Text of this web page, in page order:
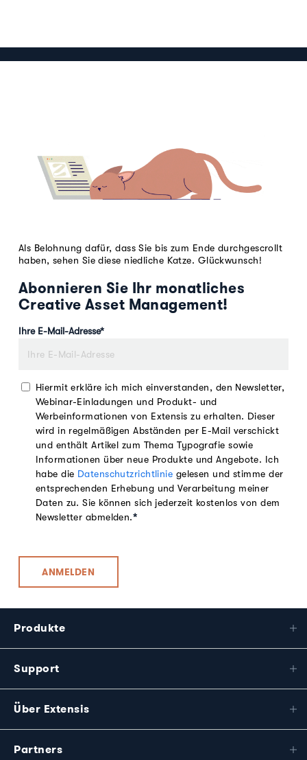
Als Belohnung dafür, dass Sie bis zum Ende durchgescrollt
haben, sehen Sie diese niedliche Katze. Glückwunsch!
Abonnieren Sie Ihr monatliches
Creative Asset Management!
Ihre E-Mail-Adresse*
Hiermit erkläre ich mich einverstanden, den Newsletter,
Webinar-Einladungen und Produkt- und
Werbeinformationen von Extensis zu erhalten. Dieser
wird in regelmäßigen Abständen per E-Mail verschickt
und enthält Artikel zum Thema Typografie sowie
Informationen über neue Produkte und Angebote. Ich
habe die Datenschutzrichtlinie gelesen und stimme der
entsprechenden Erhebung und Verarbeitung meiner
Daten zu. Sie können sich jederzeit kostenlos von dem
Newsletter abmelden.*
Produkte
Support
Über Extensis
Partners